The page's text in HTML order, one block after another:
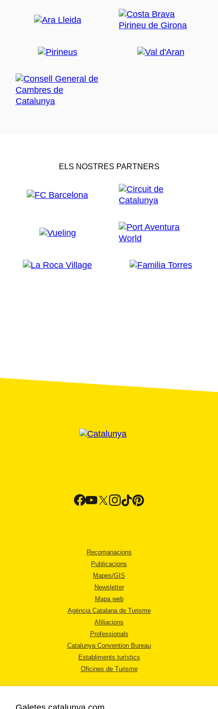
ELS NOSTRES PARTNERS
Recomanacions
Publicacions
Mapes/GIS
Newsletter
Mapa web
Agència Catalana de Turisme
Afiliacions
Professionals
Catalunya Convention Bureau
Establiments turístics
Oficines de Turisme